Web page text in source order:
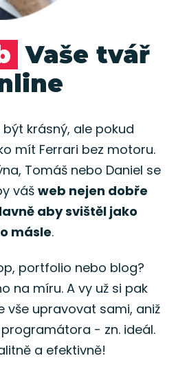
Vaše tvář
krásný, ale pokud
mít Ferrari bez motoru.
Tomáš nebo Daniel se
váš web nejen dobře
aby svištěl jako
másle.
portfolio nebo blog?
na míru. A vy už si pak
vše upravovat sami, aniž
- zn. ideál.
a efektivně!